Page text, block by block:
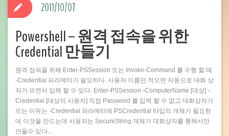
Powershell – 원격 접속을 위한
Credential 만들기
원격 접속을 위해 Enter-PSSession 또는 Invoke-Command 를 수행 할 때
-Credential 파라메터가 필요하다. 사용자 이름만 적으면 자동으로 대화 상
자가 뜨면서 입력 할 수 있다. Enter-PSSession -ComputerName [대상] -
Credential [대상의 사용자] 직접 Password 를 입력 할 수 없고 대화상자가
뜨는 이유는 -Credential 파라메터에 PSCredential 타입의 개체가 필요한
데 이것을 만드는데 사용되는 SecureString 개체가 대화상자를 통해서만
만들수 있다…
2011/10/07